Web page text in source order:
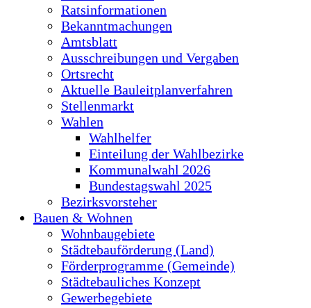
Ratsinformationen
Bekanntmachungen
Amtsblatt
Ausschreibungen und Vergaben
Ortsrecht
Aktuelle Bauleitplanverfahren
Stellenmarkt
Wahlen
Wahlhelfer
Einteilung der Wahlbezirke
Kommunalwahl 2026
Bundestagswahl 2025
Bezirksvorsteher
Bauen & Wohnen
Wohnbaugebiete
Städtebauförderung (Land)
Förderprogramme (Gemeinde)
Städtebauliches Konzept
Gewerbegebiete